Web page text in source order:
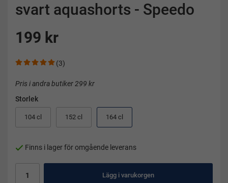
svart aquashorts - Speedo
199 kr
(3)
Pris i andra butiker 299 kr
Storlek
104 cl 152 cl 164 cl
Finns i lager för omgående leverans
Lägg i varukorgen